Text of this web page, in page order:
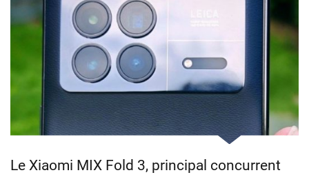
Le Xiaomi MIX Fold 3, principal concurrent